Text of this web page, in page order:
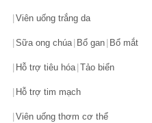
Viên uống trắng da
Sữa ong chúa Bổ gan Bổ mắt
Hỗ trợ tiêu hóa Tảo biển
Hỗ trợ tim mạch
Viên uống thơm cơ thể